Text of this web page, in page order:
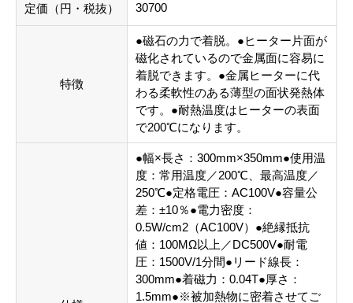
定価（円・税抜） 30700
特徴
●磁石の力で着脱。●ヒーター片面が
磁化されているので金属面に容易に
着脱できます。●金属ヒーターに代
わる柔軟性のある薄型の面状発熱体
です。●耐熱温度はヒーターの表面
で200℃になります。
●幅×長さ：300mm×350mm●使用温
度：常用温度／200℃、最高温度／
250℃●定格電圧：AC100V●容量公
差：±10％●電力密度：
0.5W/cm2（AC100V）●絶縁抵抗
値：100MΩ以上／DC500V●耐電
圧：1500V/1分間●リード線長：
300mm●着磁力：0.04T●厚さ：
1.5mm●※被加熱物に密着させてご